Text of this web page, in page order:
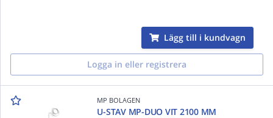
Lägg till i kundvagn
Logga in eller registrera
MP BOLAGEN
U-STAV MP-DUO VIT 2100 MM